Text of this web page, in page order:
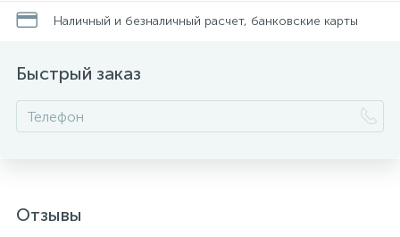
Наличный и безналичный расчет, банковские карты
Быстрый заказ
Отзывы